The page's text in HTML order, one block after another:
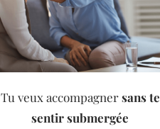
Tu veux accompagnersans te
sentir submergée